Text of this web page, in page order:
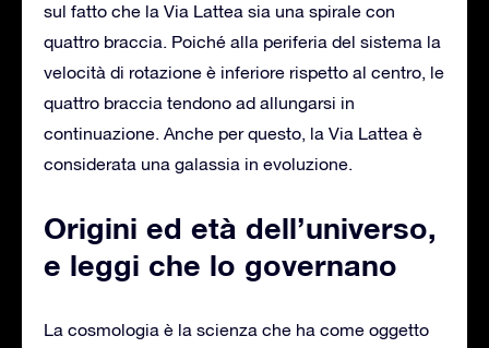
sul fatto che la Via Lattea sia una spirale con
quattro braccia. Poiché alla periferia del sistema la
velocità di rotazione è inferiore rispetto al centro, le
quattro braccia tendono ad allungarsi in
continuazione. Anche per questo, la Via Lattea è
considerata una galassia in evoluzione.
Origini ed età dell’universo,
e leggi che lo governano
La cosmologia è la scienza che ha come oggetto